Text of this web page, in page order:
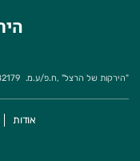
"הירקות של הרצל" ,ח.פ/ע.מ.
אודות